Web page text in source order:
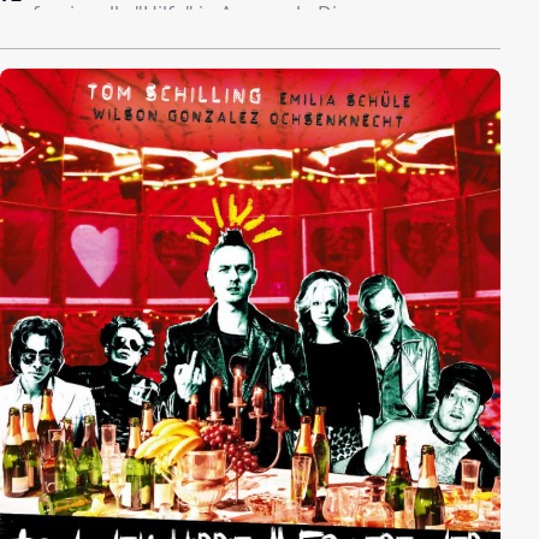
professionelle "Hilfe" in Anspruch. Die
hochschwangere Marie kommt ihm auf die Schliche,
erfährt schließlich gar, dass Robert ausgerechnet mit
der Aidskranken Professionellen zu Gange ist, deren
ebenfalls kranker Sohn Marie seit langem behandelt.
Trotz aller Demütigen ist sie - nach dem Verlust ihres
ungeborenen Kindes - bereit, für ihre Liebe zu
kämpfen. Robert, das wird ihr schnell klar, ist der
einzige der ihren Schmerz teilen kann. Sie setzt ihre
Hoffnung auf einen Neuanfang. Doch Robert hat nie
gelernt mit seinen Gefühlen nach außen zu gehen,
daran hat auch der Besuch des Psychologen nichts
ändern können.